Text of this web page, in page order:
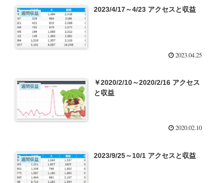
週間収益 2023/4/17～4/23 アクセスと収益
2023.04.25
週間収益
￥2020/2/10～2020/2/16 アクセス
と収益
2020.02.10
週間収益 2023/9/25～10/1 アクセスと収益